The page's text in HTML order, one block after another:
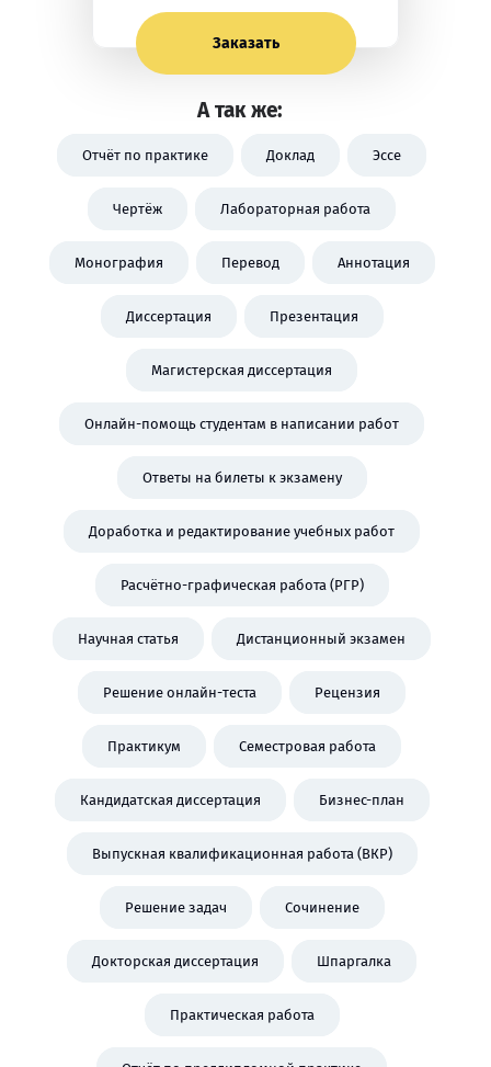
Заказать
А так же:
Отчёт по практике Доклад Эссе
Чертёж Лабораторная работа
Монография Перевод Аннотация
Диссертация Презентация
Магистерская диссертация
Онлайн-помощь студентам в написании работ
Ответы на билеты к экзамену
Доработка и редактирование учебных работ
Расчётно-графическая работа (РГР)
Научная статья Дистанционный экзамен
Решение онлайн-теста Рецензия
Практикум Семестровая работа
Кандидатская диссертация Бизнес-план
Выпускная квалификационная работа (ВКР)
Решение задач Сочинение
Докторская диссертация Шпаргалка
Практическая работа